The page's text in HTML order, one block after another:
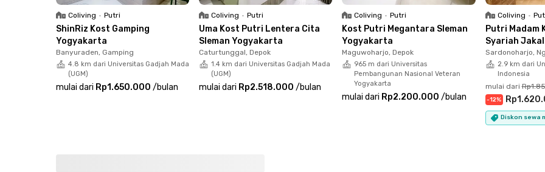
Coliving • Putri
ShinRiz Kost Gamping
Yogyakarta
Banyuraden, Gamping
4.8 km dari Universitas Gadjah Mada
(UGM)
mulai dari Rp1.650.000 /bulan
Coliving • Putri
Uma Kost Putri Lentera Cita
Sleman Yogyakarta
Caturtunggal, Depok
1.4 km dari Universitas Gadjah Mada
(UGM)
mulai dari Rp2.518.000 /bulan
Coliving • Putri
Kost Putri Megantara Sleman
Yogyakarta
Maguwoharjo, Depok
965 m dari Universitas
Pembangunan Nasional Veteran
Yogyakarta
mulai dari Rp2.200.000 /bulan
Coliving •
Putri Madam
Syariah
Sardonoharjo,
2.9 km dari
Indonesia
mulai dari
-12%
Diskon sewa